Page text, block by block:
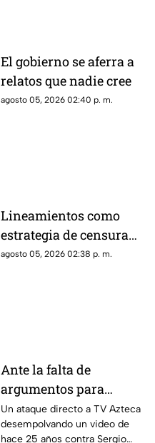
El gobierno se aferra a
relatos que nadie cree
agosto 05, 2026 02:40 p. m.
Lineamientos como
estrategia de censura
contra los ciudadanos
agosto 05, 2026 02:38 p. m.
Ante la falta de
argumentos para
justificar lineamientos
diseñados para
Un ataque directo a TV Azteca
desempolvando un video de
hace 25 años contra Sergio